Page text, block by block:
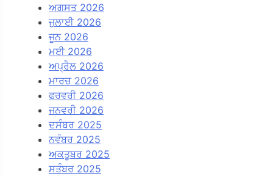
ਅਗਸਤ 2026
ਜੁਲਾਈ 2026
ਜੂਨ 2026
ਮਈ 2026
ਅਪ੍ਰੈਲ 2026
ਮਾਰਚ 2026
ਫਰਵਰੀ 2026
ਜਨਵਰੀ 2026
ਦਸੰਬਰ 2025
ਨਵੰਬਰ 2025
ਅਕਤੂਬਰ 2025
ਸਤੰਬਰ 2025